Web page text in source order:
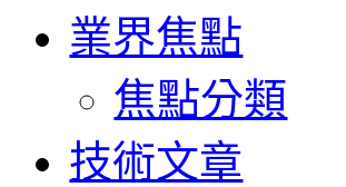
業界焦點
焦點分類
技術文章